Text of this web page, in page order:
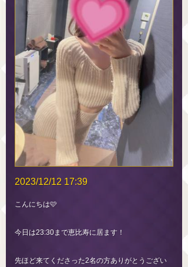
2023/12/12 17:39
こんにちは🩷
今日は23:30まで恵比寿に居ます！
先ほど来てくださった2名の方ありがとうござい